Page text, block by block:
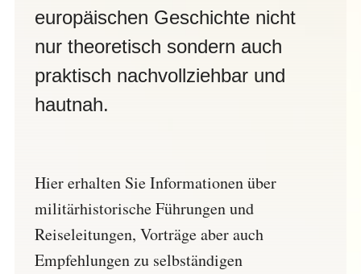
europäischen Geschichte nicht
nur theoretisch sondern auch
praktisch nachvollziehbar und
hautnah.
Hier erhalten Sie Informationen über
militärhistorische Führungen und
Reiseleitungen, Vorträge aber auch
Empfehlungen zu selbständigen